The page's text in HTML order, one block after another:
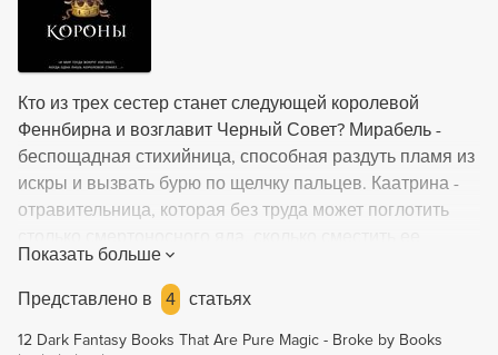
Кто из трех сестер станет следующей королевой
Феннбирна и возглавит Черный Совет? Мирабель -
беспощадная стихийница, способная раздуть пламя из
искры и вызвать бурю по щелчку пальцев. Каатрина -
отравительница, которая без труда может поглотить
желудок. Арсинойя - природница, чей дар заставляет
заалеть даже самый сонный бутон посреди зимы и
может подчинить волю самого свирепого льва. В это
битве невозможно выиграть или проиграть - можно
Показать больше
Представлено в
4 статьях
12 Dark Fantasy Books That Are Pure Magic - Broke by Books